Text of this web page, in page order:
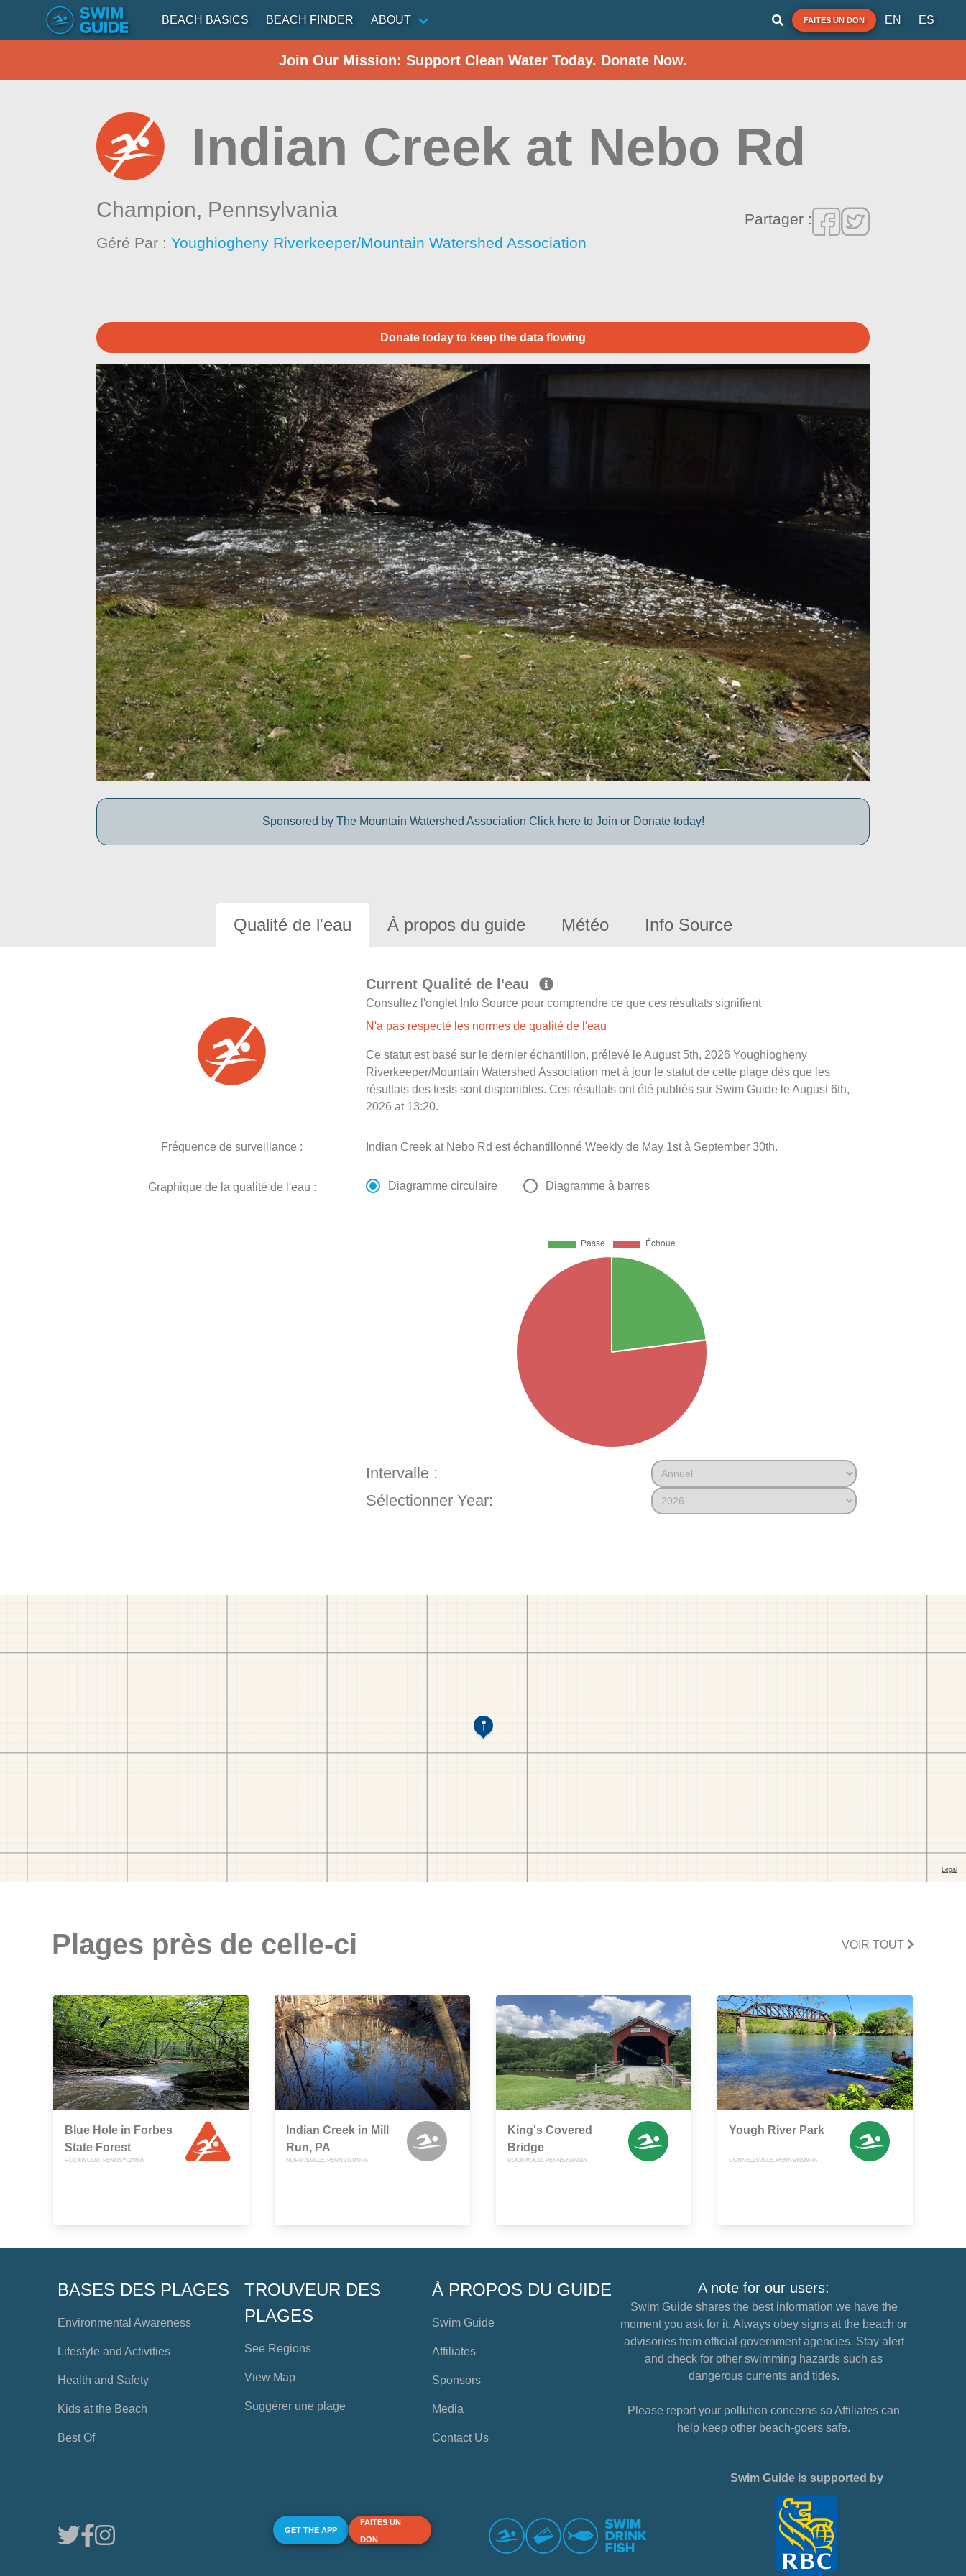
BEACH BASICS BEACH FINDER ABOUT FAITES UN DON EN ES
Join Our Mission: Support Clean Water Today. Donate Now.
Indian Creek at Nebo Rd
Champion, Pennsylvania
Géré Par :Youghiogheny Riverkeeper/Mountain Watershed Association
Partager :
Donate today to keep the data flowing
Sponsored by The Mountain Watershed Association Click here to Join or Donate today!
Qualité de l'eau À propos du guide Météo Info Source
Current Qualité de l'eau
Consultez l'onglet Info Source pour comprendre ce que ces résultats signifient
N'a pas respecté les normes de qualité de l'eau
Ce statut est basé sur le dernier échantillon, prélevé le August 5th, 2026 Youghiogheny
Riverkeeper/Mountain Watershed Association met à jour le statut de cette plage dès que les
résultats des tests sont disponibles. Ces résultats ont été publiés sur Swim Guide le August 6th,
2026 at 13:20.
Fréquence de surveillance : Indian Creek at Nebo Rd est échantillonné Weekly de May 1st à September 30th.
Graphique de la qualité de l'eau : Diagramme circulaire Diagramme à barres
Intervalle :
Sélectionner Year:
Plages près de celle-ci VOIR TOUT
Blue Hole in Forbes
State Forest
ROCKWOOD, PENNSYLVANIA
Indian Creek in Mill
Run, PA
NORMALVILLE, PENNSYLVANIA
King's Covered
Bridge
ROCKWOOD, PENNSYLVANIA
Yough River Park
CONNELLSVILLE, PENNSYLVANIA
BASES DES PLAGES
Environmental Awareness
Lifestyle and Activities
Health and Safety
Kids at the Beach
Best Of
TROUVEUR DES
PLAGES
See Regions
View Map
Suggérer une plage
À PROPOS DU GUIDE
Swim Guide
Affiliates
Sponsors
Media
Contact Us
A note for our users:
Swim Guide shares the best information we have the
moment you ask for it. Always obey signs at the beach or
advisories from official government agencies. Stay alert
and check for other swimming hazards such as
dangerous currents and tides.
Please report your pollution concerns so Affiliates can
help keep other beach-goers safe.
GET THE APP
FAITES UN
DON
Swim Guide is supported by